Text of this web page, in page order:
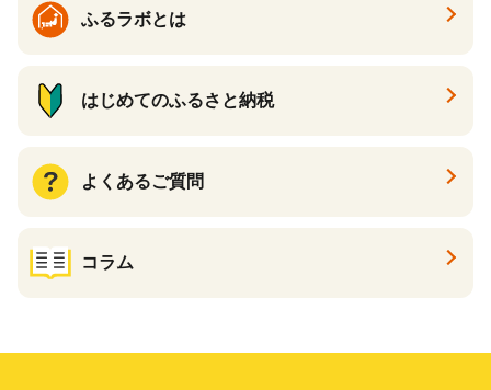
ふるラボとは
はじめてのふるさと納税
よくあるご質問
コラム